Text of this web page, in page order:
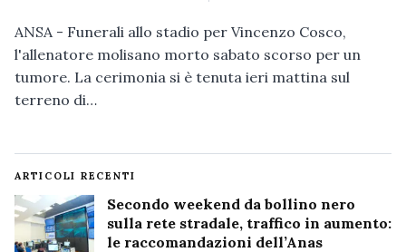
ANSA - Funerali allo stadio per Vincenzo Cosco,
l'allenatore molisano morto sabato scorso per un
tumore. La cerimonia si è tenuta ieri mattina sul
terreno di…
ARTICOLI RECENTI
Secondo weekend da bollino nero
sulla rete stradale, traffico in aumento:
le raccomandazioni dell’Anas